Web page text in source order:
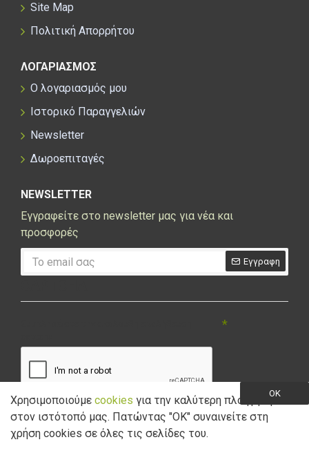
Site Map
Πολιτική Απορρήτου
ΛΟΓΑΡΙΑΣΜΟΣ
Ο λογαριασμός μου
Ιστορικό Παραγγελιών
Newsletter
Δωροεπιταγές
NEWSLETTER
Εγγραφείτε στο newsletter μας για νέα και
προσφορές
Εγγραφη
Έχω διαβάσει και αποδέχομαι την Πολιτική Απορρήτου
OK
Χρησιμοποιούμε cookies για την καλύτερη πλοήγηση
στον ιστότοπό μας. Πατώντας "ΟK" συναινείτε στη
χρήση cookies σε όλες τις σελίδες του.